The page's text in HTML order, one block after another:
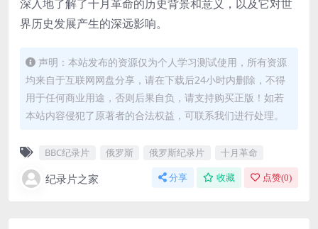
深入地了解了十月革命的历史背景和意义，以及它对世
界历史发展产生的深远影响。
声明：本站发布的资源仅为个人学习测试使用，所有资源
均来自于互联网网盘分享，请在下载后24小时内删除，不得
用于任何商业用途，否则后果自负，请支持购买正版！如若
本站内容侵犯了原著者的合法权益，可联系我们进行处理。
BBC纪录片 俄罗斯 俄罗斯纪录片 十月革命
纪录片之家 分享 收藏 点赞(0)